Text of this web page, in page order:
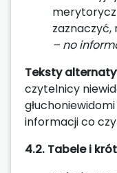
zaznaczyć,
– no
Teksty
czytelnicy
informacji co
4.2. Tabele i